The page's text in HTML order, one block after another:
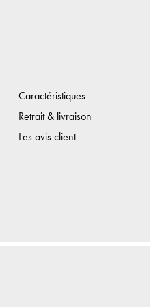
Caractéristiques
Retrait & livraison
Les avis client